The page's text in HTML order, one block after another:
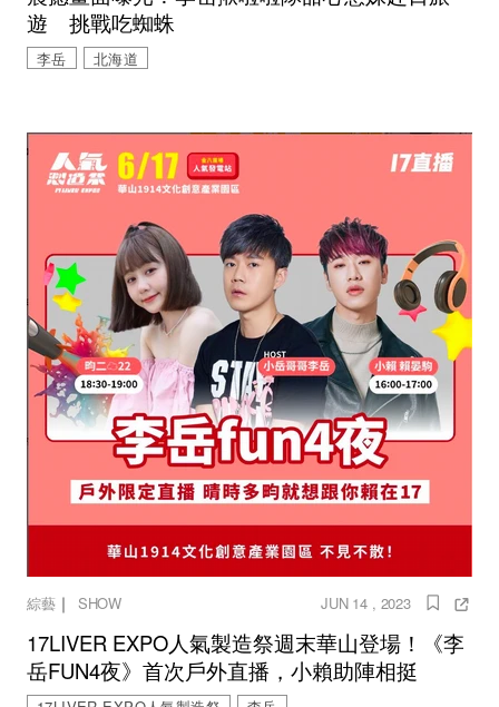
遊 挑戰吃蜘蛛
李岳 北海道
綜藝｜ SHOW JUN 14 , 2023
17LIVER EXPO人氣製造祭週末華山登場！《李
岳FUN4夜》首次戶外直播，小賴助陣相挺